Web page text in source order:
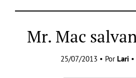
Mr. Mac
25/07/2013 • Por Lari •